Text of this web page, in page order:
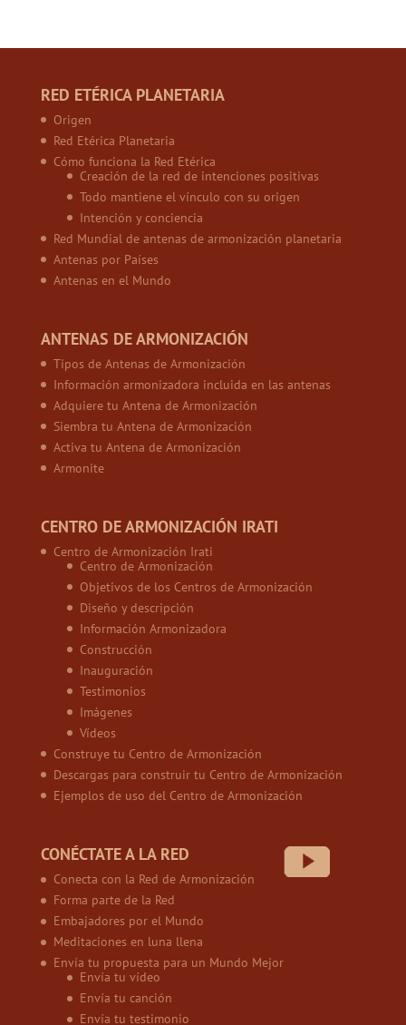
RED ETÉRICA PLANETARIA
Origen
Red Etérica Planetaria
Cómo funciona la Red Etérica
Creación de la red de intenciones positivas
Todo mantiene el vínculo con su origen
Intención y conciencia
Red Mundial de antenas de armonización planetaria
Antenas por Países
Antenas en el Mundo
ANTENAS DE ARMONIZACIÓN
Tipos de Antenas de Armonización
Información armonizadora incluida en las antenas
Adquiere tu Antena de Armonización
Siembra tu Antena de Armonización
Activa tu Antena de Armonización
Armonite
CENTRO DE ARMONIZACIÓN IRATI
Centro de Armonización Irati
Centro de Armonización
Objetivos de los Centros de Armonización
Diseño y descripción
Información Armonizadora
Construcción
Inauguración
Testimonios
Imágenes
Vídeos
Construye tu Centro de Armonización
Descargas para construir tu Centro de Armonización
Ejemplos de uso del Centro de Armonización
CONÉCTATE A LA RED
Conecta con la Red de Armonización
Forma parte de la Red
Embajadores por el Mundo
Meditaciones en luna llena
Envía tu propuesta para un Mundo Mejor
Envía tu vídeo
Envía tu canción
Envía tu testimonio